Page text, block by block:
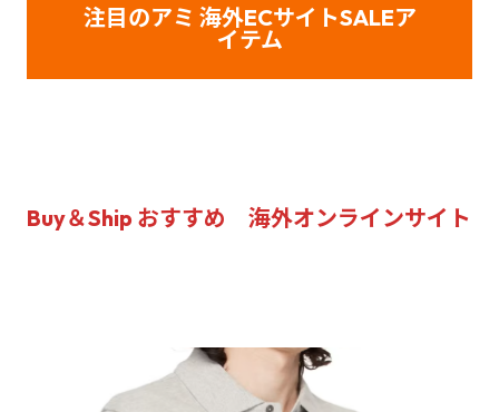
注目のアミ 海外ECサイトSALEア
イテム
Buy＆Ship おすすめ 海外オンラインサイト